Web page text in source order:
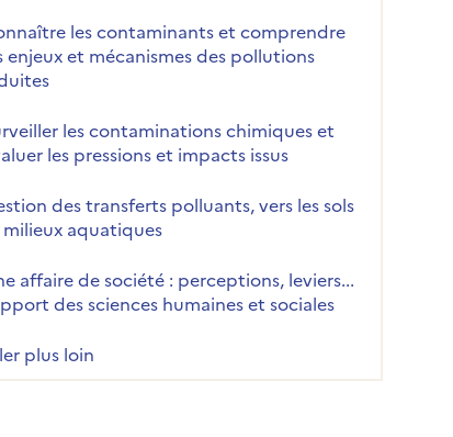
les contaminants et comprendre
enjeux et mécanismes des pollutions
les contaminations chimiques et
les pressions et impacts issus
des transferts polluants, vers les sols
aquatiques
affaire de société : perceptions, leviers...
des sciences humaines et sociales
plus loin